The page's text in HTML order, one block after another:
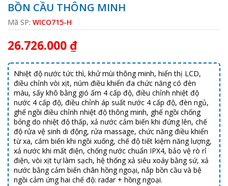
BỒN CẦU THÔNG MINH
Mã SP: WICO715-H
26.726.000 ₫
Nhiệt độ nước tức thì, khử mùi thông minh, hiển thị LCD,
điều chỉnh vòi xịt, núm điều khiển đa chức năng có đèn
màu, sấy khô bằng gió ấm 4 cấp độ, điều chỉnh nhiệt độ
nước 4 cấp độ, điều chỉnh áp suất nước 4 cấp độ, đèn ngủ,
ghế ngồi điều chỉnh nhiệt độ thông minh, ghế ngồi chống
bỏng do nhiệt độ thấp, xả nước cảm biến khi đứng lên, chế
độ rửa vệ sinh di động, rửa massage, chức năng điều khiển
từ xa, cảm biến khi ngồi xuống, chế độ tiết kiệm năng lượng,
xả nước khi mất điện, chống nước chuẩn IPX4, bảo vệ rò rỉ
điện, vòi xịt tự làm sạch, hệ thống xả siêu xoáy bằng sứ, xả
nước bằng cảm biến chân hồng ngoại, nắp bồn cầu và bệ
ngồi cảm ứng hai chế độ: radar + hồng ngoại.